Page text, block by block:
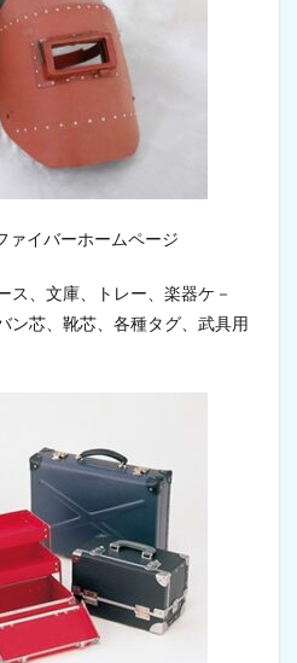
イバーホームページ
ス、文庫、トレー、楽器ケ－
ン芯、靴芯、各種タグ、武具用